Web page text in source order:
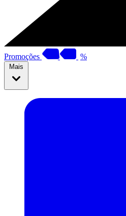
Promoções %
Mais